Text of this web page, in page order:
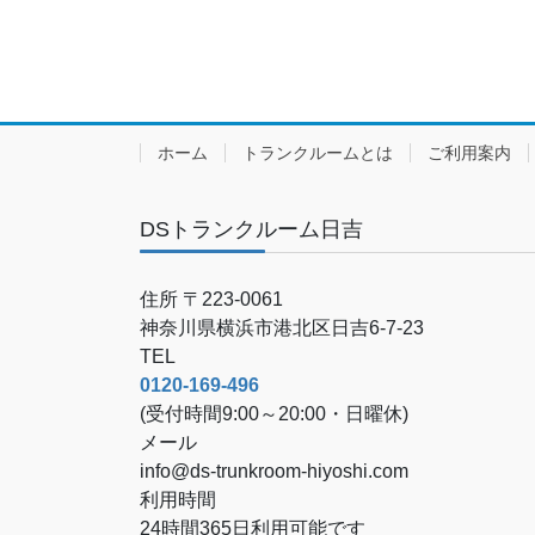
ホーム トランクルームとは ご利用案内
DSトランクルーム日吉
住所 〒223-0061
神奈川県横浜市港北区日吉6-7-23
TEL
0120-169-496
(受付時間9:00～20:00・日曜休)
メール
info@ds-trunkroom-hiyoshi.com
利用時間
24時間365日利用可能です